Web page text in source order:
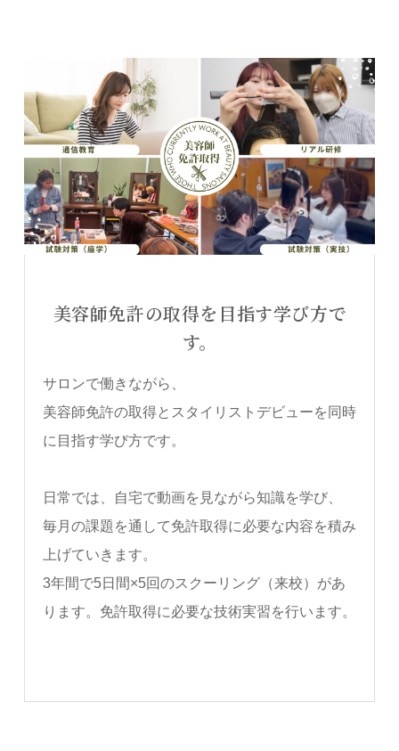
美容師免許の取得を目指す学び方で
す。
サロンで働きながら、
美容師免許の取得とスタイリストデビューを同時
に目指す学び方です。
日常では、自宅で動画を見ながら知識を学び、
毎月の課題を通して免許取得に必要な内容を積み
上げていきます。
3年間で5日間×5回のスクーリング（来校）があ
ります。免許取得に必要な技術実習を行います。